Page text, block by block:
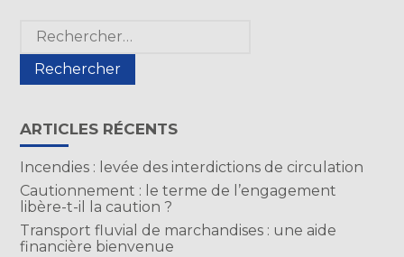
Blog
sidebar
Rechercher :
ARTICLES RÉCENTS
Incendies : levée des interdictions de circulation
Cautionnement : le terme de l’engagement
libère-t-il la caution ?
Transport fluvial de marchandises : une aide
financière bienvenue